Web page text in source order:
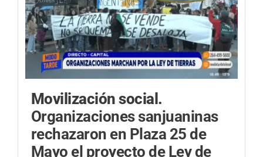
Movilización social.
Organizaciones sanjuaninas
rechazaron en Plaza 25 de
Mayo el proyecto de Ley de